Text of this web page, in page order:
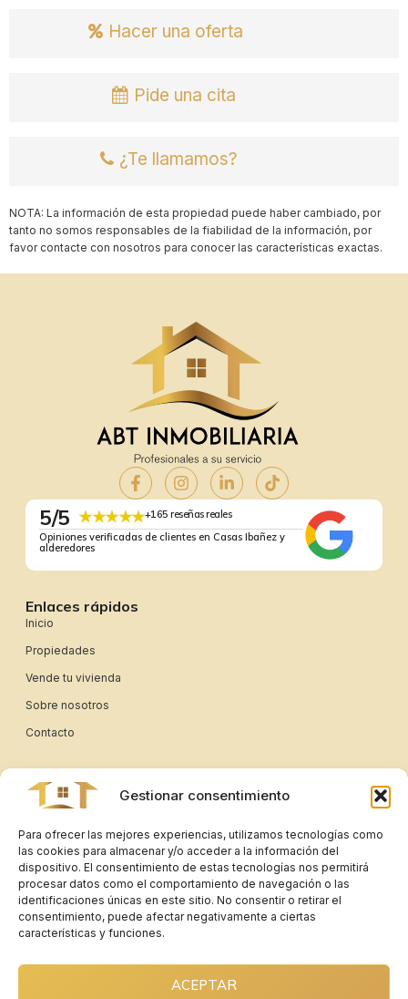
Gestionar consentimiento
Para ofrecer las mejores experiencias, utilizamos tecnologías como
las cookies para almacenar y/o acceder a la información del
dispositivo. El consentimiento de estas tecnologías nos permitirá
procesar datos como el comportamiento de navegación o las
identificaciones únicas en este sitio. No consentir o retirar el
consentimiento, puede afectar negativamente a ciertas
características y funciones.
ACEPTAR
Hacer una oferta
Pide una cita
¿Te llamamos?
NOTA: La información de esta propiedad puede haber cambiado, por
tanto no somos responsables de la fiabilidad de la información, por
favor contacte con nosotros para conocer las características exactas.
5/5 ★★★★★+165 reseñas reales
Opiniones verificadas de clientes en Casas Ibañez y
alderedores
Enlaces rápidos
Inicio
Propiedades
Vende tu vivienda
Sobre nosotros
Contacto
Aviso legal
Política de cookies
Contacto y ubicación
C. Alondra, 1, 2-D · 02200 Casas-Ibáñez, Albacete
info@abtinmobiliaria.com